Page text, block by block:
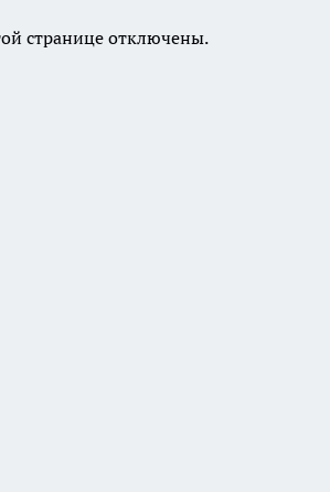
странице отключены.